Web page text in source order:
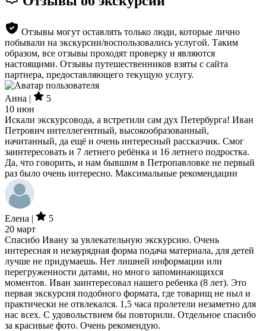
Отзывы могут оставлять только люди, которые лично
побывали на экскурсии/воспользовались услугой. Таким
образом, все отзывы проходят проверку и являются
настоящими. Отзывы путешественников взяты с сайта
партнера, предоставляющего текущую услугу.
Анна |
5
10 июн
Искали экскурсовода, а встретили сам дух Петербурга! Иван
Петрович интеллегентный, высокообразованный,
начитанный, да ещё и очень интересный рассказчик. Смог
заинтересовать и 7 летнего ребёнка и 16 летнего подростка.
Да, что говорить, и нам бывшим в Петропавловке не первый
раз было очень интересно. Максимальные рекомендации
Елена |
5
20 март
Спасибо Ивану за увлекательную экскурсию. Очень
интересная и незаурядная форма подача материала, для детей
лучше не придумаешь. Нет лишней информации или
перегруженности датами, но много запоминающихся
моментов. Иван заинтересовал нашего ребенка (8 лет). Это
первая экскурсия подобного формата, где товарищ не ныл и
практически не отвлекался. 1,5 часа пролетели незаметно для
нас всех. С удовольствием бы повторили. Отдельное спасибо
за красивые фото. Очень рекомендую.